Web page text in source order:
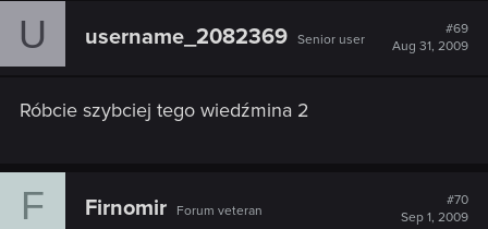
U username_2082369 Senior user
#69
Aug 31, 2009
Róbcie szybciej tego wiedźmina 2
F Firnomir Forum veteran
#70
Sep 1, 2009